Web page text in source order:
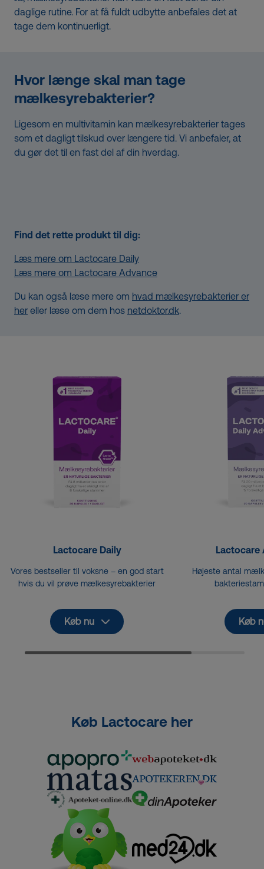
daglige rutine. For at få fuldt udbytte anbefales det at
tage dem kontinuerligt.
Hvor længe skal man tage
mælkesyrebakterier?
Ligesom en multivitamin kan mælkesyrebakterier tages
som et dagligt tilskud over længere tid. Vi anbefaler, at
du gør det til en fast del af din hverdag.
Find det rette produkt til dig:
Læs mere om Lactocare Daily
Læs mere om Lactocare Advance
Du kan også læse mere om hvad mælkesyrebakterier er
her eller læse om dem hos netdoktor.dk.
Lactocare Daily
Vores bestseller til voksne – en god start
hvis du vil prøve mælkesyrebakterier
Køb nu
Lactocare
Højeste antal
Køb
Køb Lactocare her